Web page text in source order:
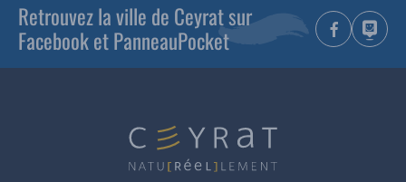
Retrouvez la ville de Ceyrat sur
Facebook et PanneauPocket